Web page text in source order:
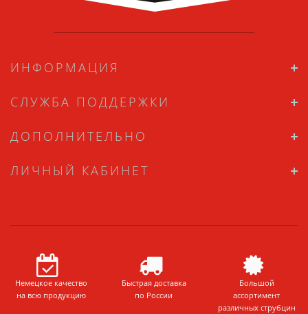
ИНФОРМАЦИЯ
СЛУЖБА ПОДДЕРЖКИ
ДОПОЛНИТЕЛЬНО
ЛИЧНЫЙ КАБИНЕТ
Немецкое качество
на всю продукцию
Быстрая доставка
по России
Большой
ассортимент
различных струбцин